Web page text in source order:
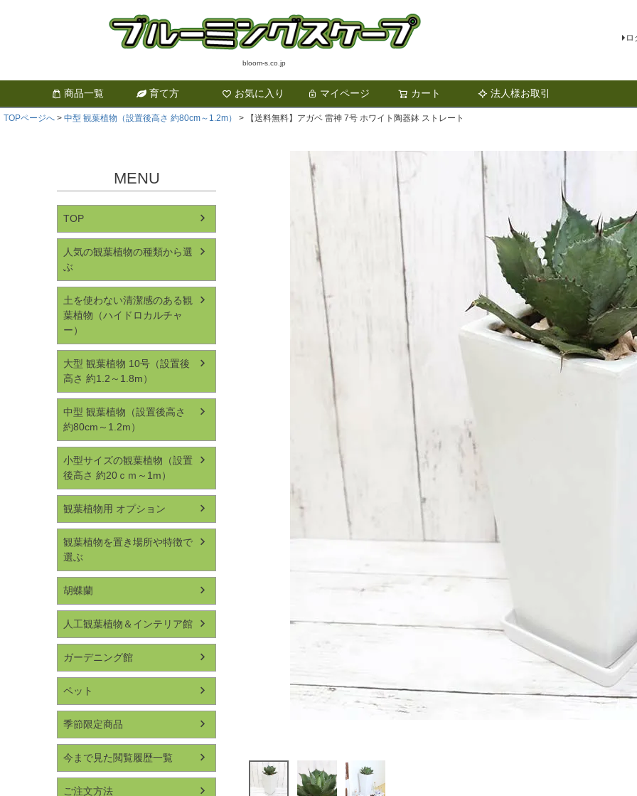
bloom-s.co.jp
ロ
商品一覧 育て方 お気に入り マイページ カート 法人様お取引
検索
TOPページへ 中型 観葉植物（設置後高さ 約80cm～1.2m） 【送料無料】アガベ 雷神 7号 ホワイト陶器鉢 ストレート
MENU
TOP
人気の観葉植物の種類から選
ぶ
土を使わない清潔感のある観
葉植物（ハイドロカルチャ
ー）
大型 観葉植物 10号（設置後
高さ 約1.2～1.8m）
中型 観葉植物（設置後高さ
約80cm～1.2m）
小型サイズの観葉植物（設置
後高さ 約20ｃｍ～1m）
観葉植物用 オプション
観葉植物を置き場所や特徴で
選ぶ
胡蝶蘭
人工観葉植物＆インテリア館
ガーデニング館
ペット
季節限定商品
今まで見た閲覧履歴一覧
ご注文方法